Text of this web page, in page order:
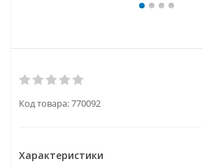
Код товара:770092
Характеристики